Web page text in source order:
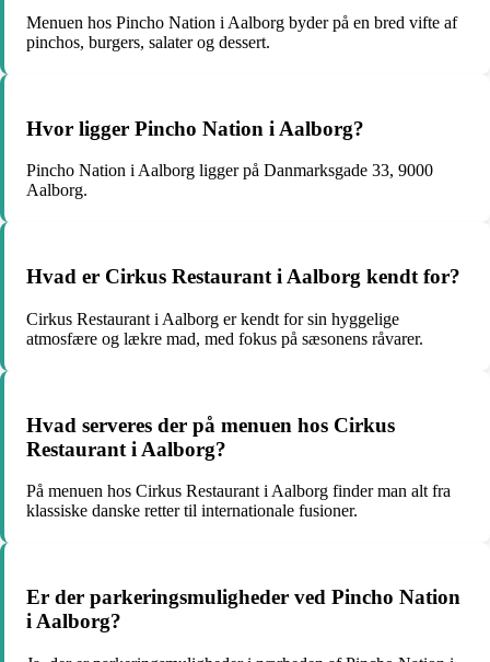
Menuen hos Pincho Nation i Aalborg byder på en bred vifte af
pinchos, burgers, salater og dessert.
Hvor ligger Pincho Nation i Aalborg?
Pincho Nation i Aalborg ligger på Danmarksgade 33, 9000
Aalborg.
Hvad er Cirkus Restaurant i Aalborg kendt for?
Cirkus Restaurant i Aalborg er kendt for sin hyggelige
atmosfære og lækre mad, med fokus på sæsonens råvarer.
Hvad serveres der på menuen hos Cirkus
Restaurant i Aalborg?
På menuen hos Cirkus Restaurant i Aalborg finder man alt fra
klassiske danske retter til internationale fusioner.
Er der parkeringsmuligheder ved Pincho Nation
i Aalborg?